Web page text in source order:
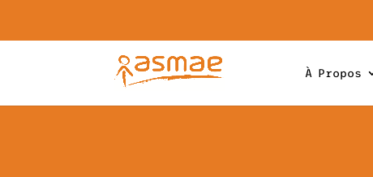
À Propos